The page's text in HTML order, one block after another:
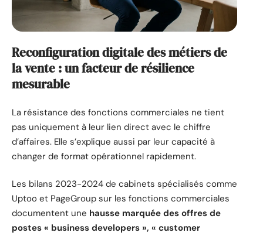
Reconfiguration digitale des métiers de
la vente : un facteur de résilience
mesurable
La résistance des fonctions commerciales ne tient
pas uniquement à leur lien direct avec le chiffre
d’affaires. Elle s’explique aussi par leur capacité à
changer de format opérationnel rapidement.
Les bilans 2023-2024 de cabinets spécialisés comme
Uptoo et PageGroup sur les fonctions commerciales
documentent une hausse marquée des offres de
postes « business developers », « customer